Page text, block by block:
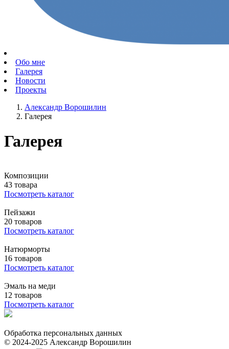
Обо мне
Галерея
Новости
Проекты
Александр Ворошилин
Галерея
Галерея
Композиции
43 товара
Посмотреть каталог
Пейзажи
20 товаров
Посмотреть каталог
Натюрморты
16 товаров
Посмотреть каталог
Эмаль на меди
12 товаров
Посмотреть каталог
Обработка персональных данных
© 2024-2025 Александр Ворошилин